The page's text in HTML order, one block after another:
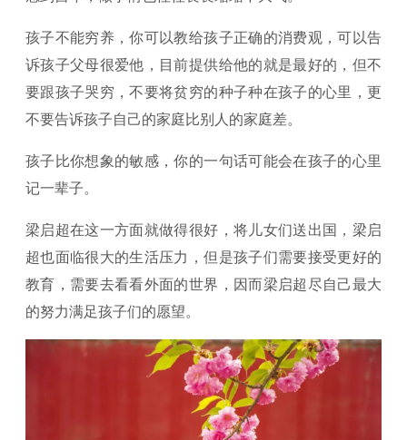
孩子不能穷养，你可以教给孩子正确的消费观，可以告
诉孩子父母很爱他，目前提供给他的就是最好的，但不
要跟孩子哭穷，不要将贫穷的种子种在孩子的心里，更
不要告诉孩子自己的家庭比别人的家庭差。
孩子比你想象的敏感，你的一句话可能会在孩子的心里
记一辈子。
梁启超在这一方面就做得很好，将儿女们送出国，梁启
超也面临很大的生活压力，但是孩子们需要接受更好的
教育，需要去看看外面的世界，因而梁启超尽自己最大
的努力满足孩子们的愿望。